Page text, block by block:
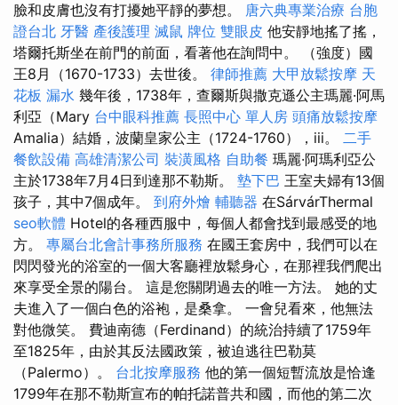
臉和皮膚也沒有打擾她平靜的夢想。 唐六典專業治療 台胞
證台北 牙醫 產後護理 滅鼠 牌位 雙眼皮 他安靜地搖了搖，
塔爾托斯坐在前門的前面，看著他在詢問中。 （強度）國
王8月（1670-1733）去世後。 律師推薦 大甲放鬆按摩 天
花板 漏水 幾年後，1738年，查爾斯與撒克遜公主瑪麗·阿馬
利亞（Mary 台中眼科推薦 長照中心 單人房 頭痛放鬆按摩
Amalia）結婚，波蘭皇家公主（1724-1760），iii。 二手
餐飲設備 高雄清潔公司 裝潢風格 自助餐 瑪麗·阿瑪利亞公
主於1738年7月4日到達那不勒斯。 墊下巴 王室夫婦有13個
孩子，其中7個成年。 到府外燴 輔聽器 在SárvárThermal
seo軟體 Hotel的各種西服中，每個人都會找到最感受的地
方。 專屬台北會計事務所服務 在國王套房中，我們可以在
閃閃發光的浴室的一個大客廳裡放鬆身心，在那裡我們爬出
來享受全景的陽台。 這是您關閉過去的唯一方法。 她的丈
夫進入了一個白色的浴袍，是桑拿。 一會兒看來，他無法
對他微笑。 費迪南德（Ferdinand）的統治持續了1759年
至1825年，由於其反法國政策，被迫逃往巴勒莫
（Palermo）。 台北按摩服務 他的第一個短暫流放是恰逢
1799年在那不勒斯宣布的帕托諾普共和國，而他的第二次